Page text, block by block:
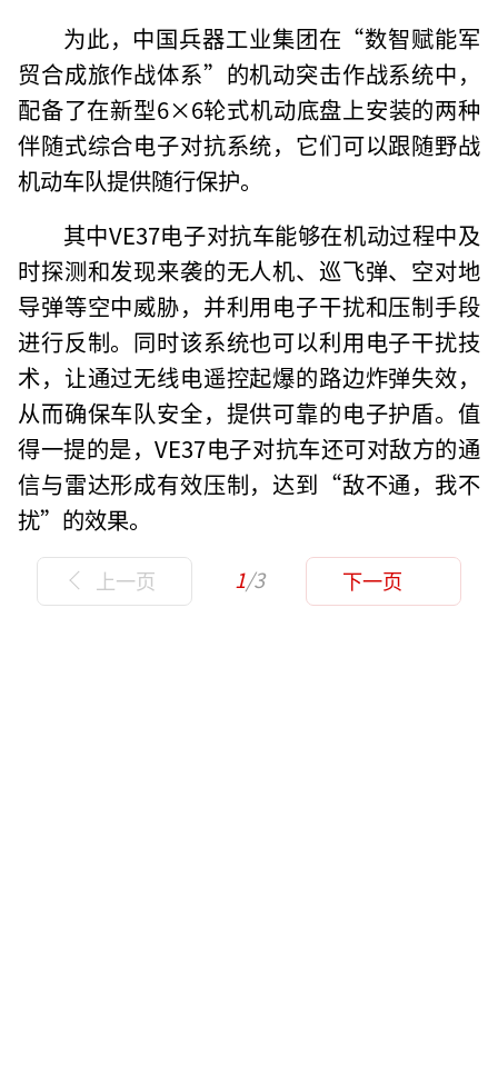
为此，中国兵器工业集团在“数智赋能军
贸合成旅作战体系”的机动突击作战系统中，
配备了在新型6×6轮式机动底盘上安装的两种
伴随式综合电子对抗系统，它们可以跟随野战
机动车队提供随行保护。
其中VE37电子对抗车能够在机动过程中及
时探测和发现来袭的无人机、巡飞弹、空对地
导弹等空中威胁，并利用电子干扰和压制手段
进行反制。同时该系统也可以利用电子干扰技
术，让通过无线电遥控起爆的路边炸弹失效，
从而确保车队安全，提供可靠的电子护盾。值
得一提的是，VE37电子对抗车还可对敌方的通
信与雷达形成有效压制，达到“敌不通，我不
扰”的效果。
上一页 1/3 下一页